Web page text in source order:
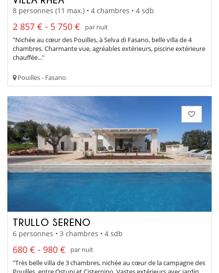
8 personnes (11 max.) • 4 chambres • 4 sdb
2 857 € - 5 750 €
par nuit
"Nichée au cœur des Pouilles, à Selva di Fasano, belle villa de 4
chambres. Charmante vue, agréables extérieurs, piscine extérieure
chauffée..."
Pouilles - Fasano
TRULLO SERENO
6 personnes • 3 chambres • 4 sdb
680 € - 980 €
par nuit
"Très belle villa de 3 chambres, nichée au cœur de la campagne des